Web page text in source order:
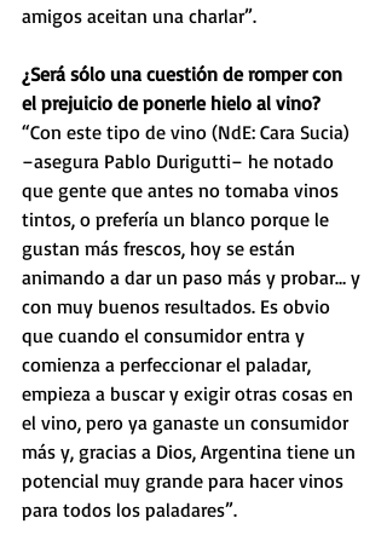
amigos aceitan una charlar”.
¿Será sólo una cuestión de romper con
el prejuicio de ponerle hielo al vino?
“Con este tipo de vino (NdE: Cara Sucia)
–asegura Pablo Durigutti– he notado
que gente que antes no tomaba vinos
tintos, o prefería un blanco porque le
gustan más frescos, hoy se están
animando a dar un paso más y probar… y
con muy buenos resultados. Es obvio
que cuando el consumidor entra y
comienza a perfeccionar el paladar,
empieza a buscar y exigir otras cosas en
el vino, pero ya ganaste un consumidor
más y, gracias a Dios, Argentina tiene un
potencial muy grande para hacer vinos
para todos los paladares”.